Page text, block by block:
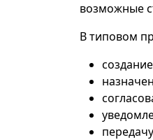
возможные
В типовом